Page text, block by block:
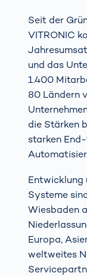
Seit der
VITRONIC
und das
1.400
80 Ländern
die Stärken
starken
Entwicklung
Systeme
Wiesbaden
Europa,
weltweites